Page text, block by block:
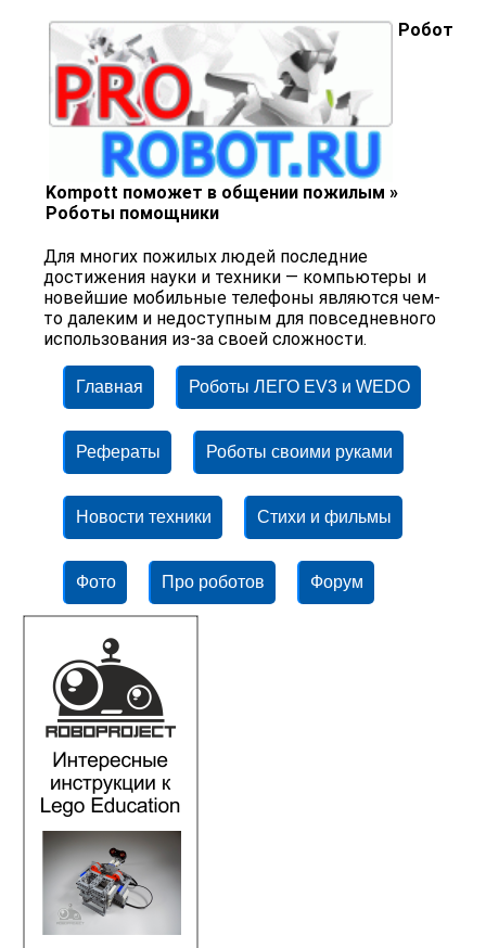
Робот
Kompott поможет в общении пожилым »
Роботы помощники
Для многих пожилых людей последние
достижения науки и техники — компьютеры и
новейшие мобильные телефоны являются чем-
то далеким и недоступным для повседневного
использования из-за своей сложности.
Главная Роботы ЛЕГО EV3 и WEDO
Рефераты Роботы своими руками
Новости техники Стихи и фильмы
Фото Про роботов Форум